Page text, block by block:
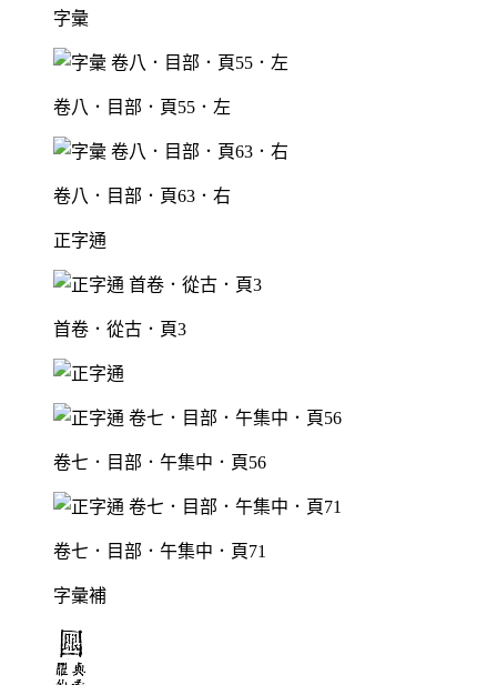
字彙
卷八．目部．頁55．左
卷八．目部．頁63．右
正字通
首卷．從古．頁3
卷七．目部．午集中．頁56
卷七．目部．午集中．頁71
字彙補